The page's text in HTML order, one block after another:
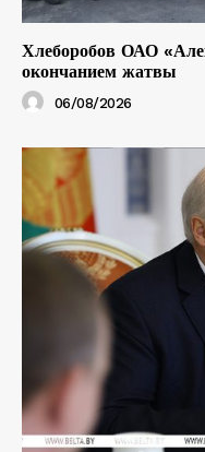
Хлеборобов ОАО
окончанием жатвы
06/08/2026